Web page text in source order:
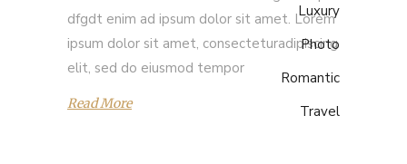
Luxury
Photo
Romantic
Travel
dfgdt enim ad ipsum dolor sit amet. Lorem
ipsum dolor sit amet, consecteturadipiscing
elit, sed do eiusmod tempor
Read More